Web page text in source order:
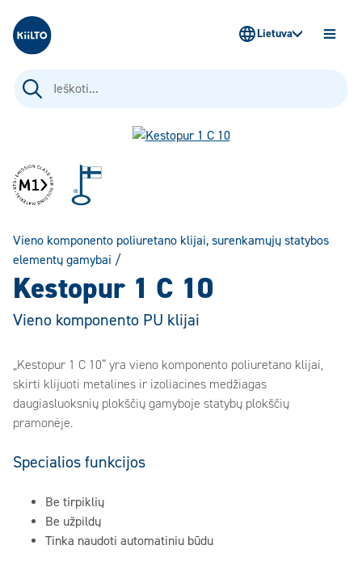
Kiilto Lietuva
Ieškoti:
Lietuva
Vieno komponento poliuretano klijai, surenkamųjų statybos
elementų gamybai /
Kestopur 1 C 10
Vieno komponento PU klijai
„Kestopur 1 C 10“ yra vieno komponento poliuretano klijai,
skirti klijuoti metalines ir izoliacines medžiagas
daugiasluoksnių plokščių gamyboje statybų plokščių
pramonėje.
Specialios funkcijos
Be tirpiklių
Be užpildų
Tinka naudoti automatiniu būdu